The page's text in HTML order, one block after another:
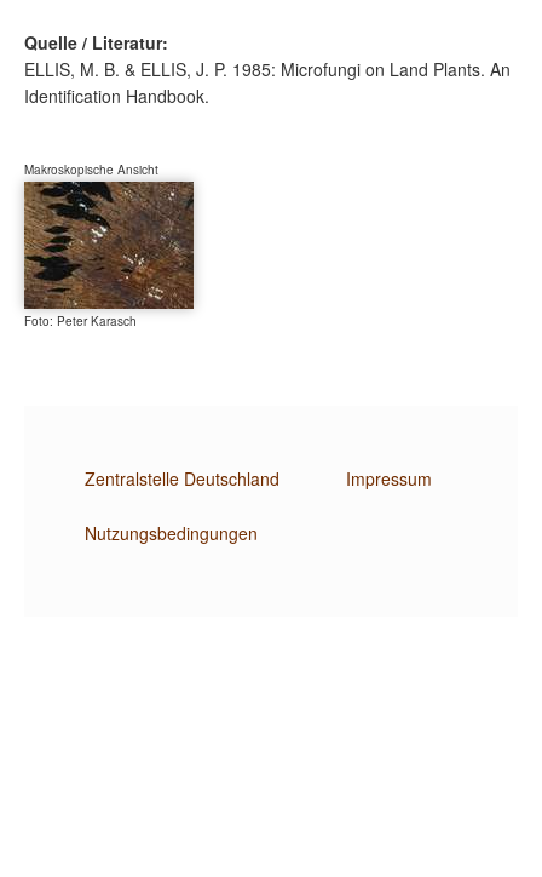
Quelle / Literatur:
ELLIS, M. B. & ELLIS, J. P. 1985: Microfungi on Land Plants. An
Identification Handbook.
Makroskopische Ansicht
Foto: Peter Karasch
Zentralstelle Deutschland Impressum
Nutzungsbedingungen